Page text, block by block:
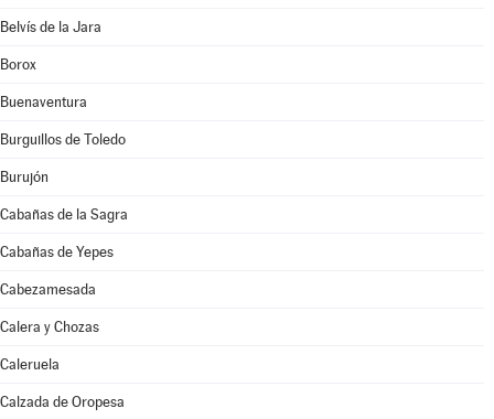
Belvís de la Jara
Borox
Buenaventura
Burguillos de Toledo
Burujón
Cabañas de la Sagra
Cabañas de Yepes
Cabezamesada
Calera y Chozas
Caleruela
Calzada de Oropesa